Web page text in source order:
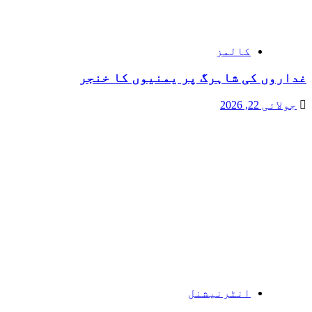
کالمز
غداروں کی شاہرگ پر یمنیوں کا خنجر
جولائی 22, 2026
انٹرنیشنل